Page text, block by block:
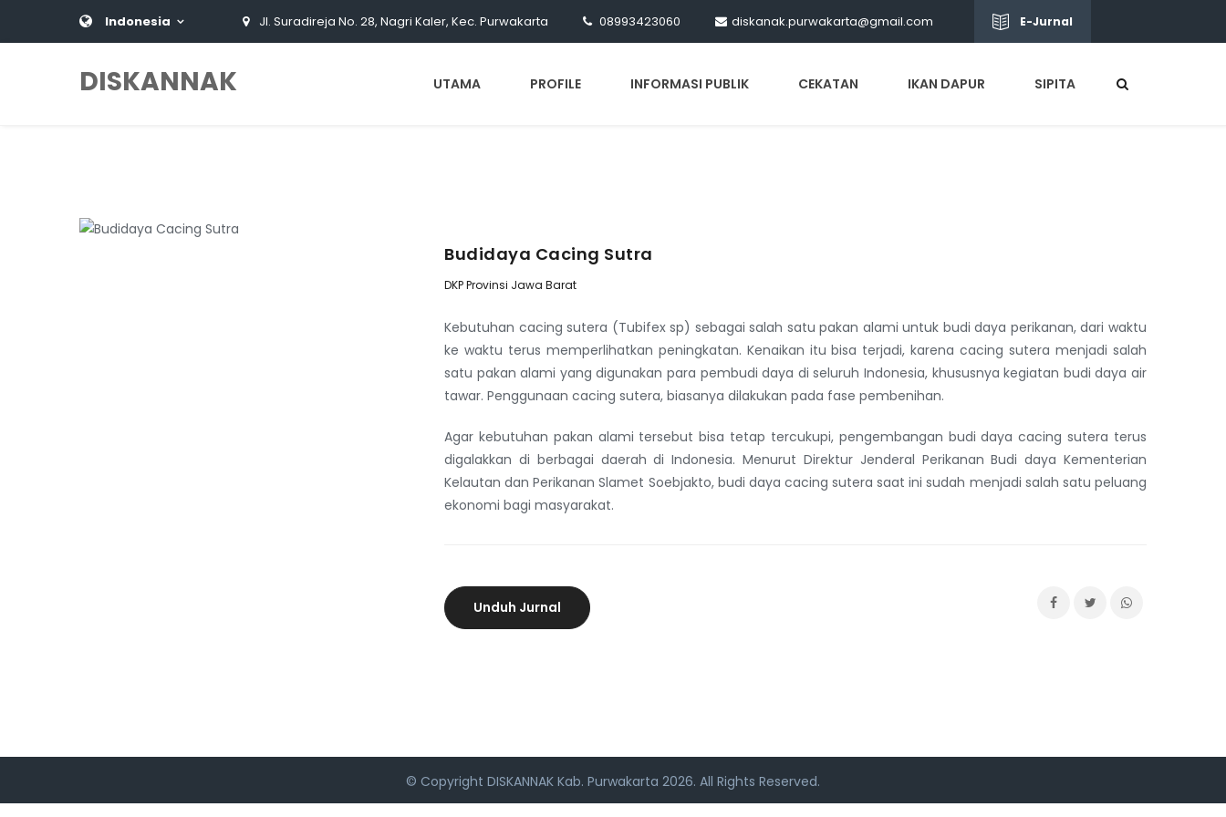
Indonesia Jl. Suradireja No. 28, Nagri Kaler, Kec. Purwakarta 08993423060 diskanak.purwakarta@gmail.com E-Jurnal
DISKANNAK UTAMA PROFILE INFORMASI PUBLIK CEKATAN IKAN DAPUR SIPITA
Budidaya Cacing Sutra
DKP Provinsi Jawa Barat
Kebutuhan cacing sutera (Tubifex sp) sebagai salah satu pakan alami untuk budi daya perikanan, dari waktu
ke waktu terus memperlihatkan peningkatan. Kenaikan itu bisa terjadi, karena cacing sutera menjadi salah
satu pakan alami yang digunakan para pembudi daya di seluruh Indonesia, khususnya kegiatan budi daya air
tawar. Penggunaan cacing sutera, biasanya dilakukan pada fase pembenihan.
Agar kebutuhan pakan alami tersebut bisa tetap tercukupi, pengembangan budi daya cacing sutera terus
digalakkan di berbagai daerah di Indonesia. Menurut Direktur Jenderal Perikanan Budi daya Kementerian
Kelautan dan Perikanan Slamet Soebjakto, budi daya cacing sutera saat ini sudah menjadi salah satu peluang
ekonomi bagi masyarakat.
Unduh Jurnal
© Copyright DISKANNAK Kab. Purwakarta 2026. All Rights Reserved.